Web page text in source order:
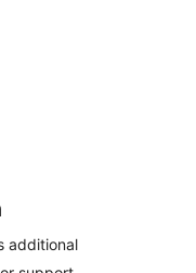
additional